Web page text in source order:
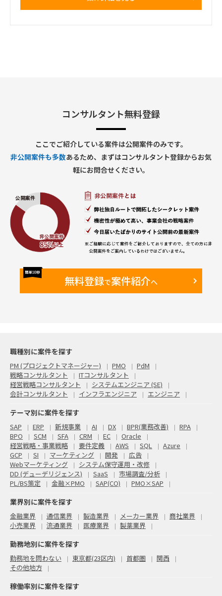
※初回契約は1～3か月、以降は双方合意のもと、延長を想定
■出社の仕方について：
基本リモート
コンサルタント無料登録
ここでご紹介している案件は公開案件のみです。
非公開案件も多数あるため、まずはコンサルタント登録からお気
軽にお問合せください。
無料登録で案件紹介へ
職種別に案件を探す
PM (プロジェクトマネージャー) PMO
PdM
戦略コンサルタント
ITコンサルタント
経営戦略コンサルタント
システムエンジニア (SE)
会計コンサルタント
インフラエンジニア エンジニア
テーマ別に案件を探す
SAP ERP 新規事業 AI DX BPR(業務改善)
RPA
BPO
SCM SFA CRM EC
Oracle
経営戦略・事業戦略
要件定義 AWS SQL
Azure
GCP
SI マーケティング 開発
広告
Webマーケティング
システム保守運用・改修
DD (デューデリジェンス)
SaaS
市場調査/分析
PL/BS策定
金融×PMO SAP(CO) PMO×SAP
業界別に案件を探す
金融業界 通信業界 製造業界 メーカー業界
商社業界
小売業界
流通業界 医療業界 製薬業界
勤務地別に案件を探す
勤務地を問わない 東京都(23区内) 首都圏
関西
その他地方
稼働率別に案件を探す